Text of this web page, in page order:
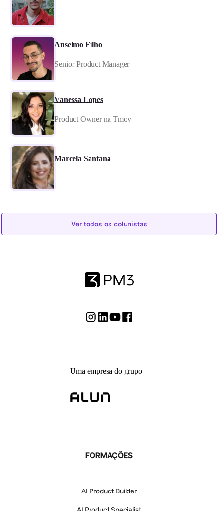
Anselmo Filho
Senior Product Manager
Vanessa Lopes
Product Owner na Tmov
Marcela Santana
Ver todos os colunistas
Uma empresa do grupo
FORMAÇÕES
AI Product Builder